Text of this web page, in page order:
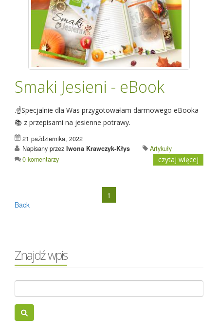
Smaki Jesieni - eBook
.☝️Specjalnie dla Was przygotowałam darmowego eBooka
📚 z przepisami na jesienne potrawy.
21 października, 2022
Napisany przez Iwona Krawczyk-Kłys
Artykuły
0 komentarzy
czytaj więcej
1
Back
Znajdź wpis